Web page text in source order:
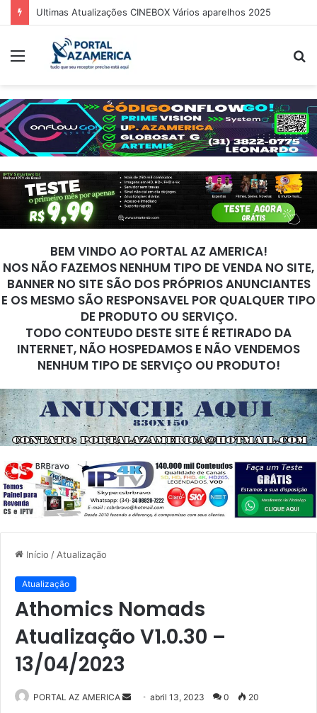
Ultimas Atualizações CINEBOX Vários aparelhos 2025
Menu
BEM VINDO AO PORTAL AZ AMERICA!
NOS NÃO FAZEMOS NENHUM TIPO DE VENDA NO SITE,
BANNER NO SITE SÃO DOS PRÓPRIOS ANUNCIANTES
E OS MESMO SÃO RESPONSAVEL POR QUALQUER TIPO
DE PRODUTO OU SERVIÇO.
TODO CONTEUDO DESTE SITE É RETIRADO DA
INTERNET, NÃO HOSPEDAMOS E NÃO VENDEMOS
NENHUM TIPO DE SERVIÇO OU PRODUTO!
Início / Atualização
Atualização
Athomics Nomads
Atualização V1.0.30 –
13/04/2023
PORTAL AZ AMERICA abril 13, 2023 0 20